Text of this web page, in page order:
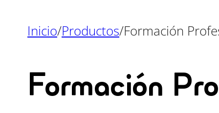
Inicio/Productos/Formación
Formación